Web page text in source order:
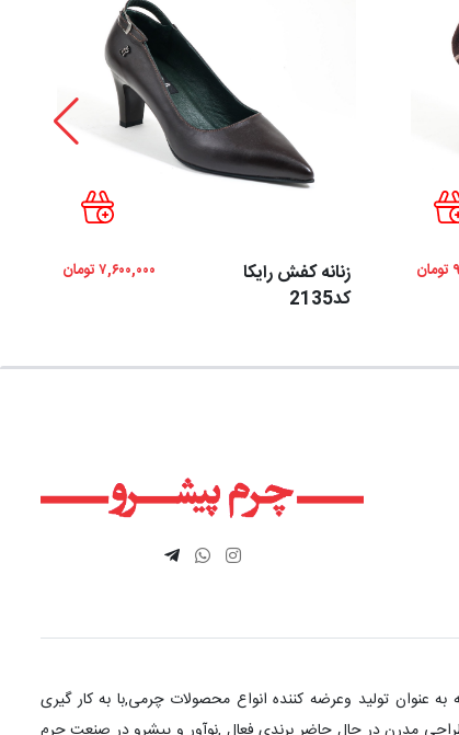
زنانه کفش رایکا
کد2135
۷,۶۰۰,۰۰۰ تومان
با بیش از 20 سال تجربه به عنوان تولید وعرضه کننده انواع محصولات چرمی,با به کار گیری